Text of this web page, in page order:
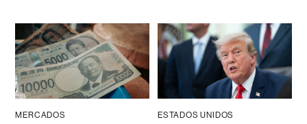
MERCADOS ESTADOS UNIDOS